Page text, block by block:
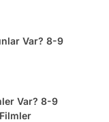
Var? 8-9
Var? 8-9